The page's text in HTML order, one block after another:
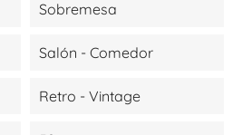
Sobremesa
Salón - Comedor
Retro - Vintage